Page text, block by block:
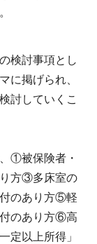
検討事項とし
に掲げられ、
討していくこ
①被保険者・
方③多床室の
のあり方⑤軽
のあり方⑥高
定以上所得」